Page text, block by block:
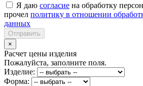
Я даю согласие на обработку
прочел политику в отношении
данных
Отправить
×
Расчет цены изделия
Пожалуйста, заполните поля.
Изделие:
Форма: